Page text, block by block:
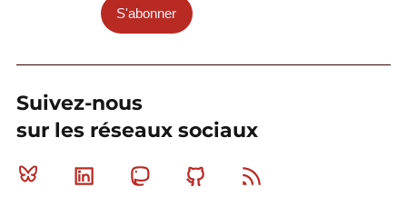
S'abonner
Suivez-nous
sur les réseaux sociaux
Bluesky Linkedin MastodonGithub